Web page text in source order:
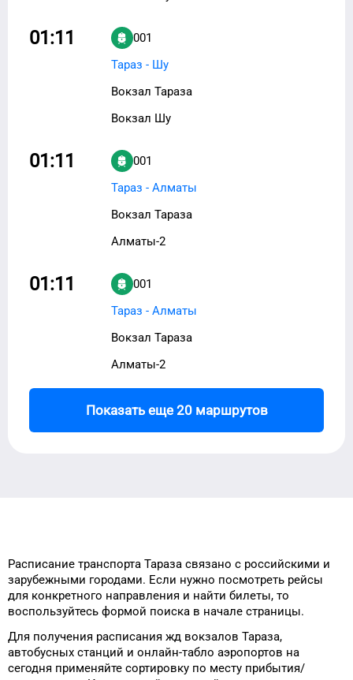
01:11
001
Тараз - Шу
Вокзал Тараза
Вокзал Шу
01:11
001
Тараз - Алматы
Вокзал Тараза
Алматы-2
01:11
001
Тараз - Алматы
Вокзал Тараза
Алматы-2
Показать еще 20 маршрутов
Расписание транспорта Тараза связано с российскими и
зарубежными городами. Если нужно посмотреть рейсы
для конкретного направления и найти билеты, то
воспользуйтесь формой поиска в начале страницы.
Для получения расписания жд вокзалов Тараза,
автобусных станций и онлайн-табло аэропортов на
сегодня применяйте сортировку по месту прибытия/